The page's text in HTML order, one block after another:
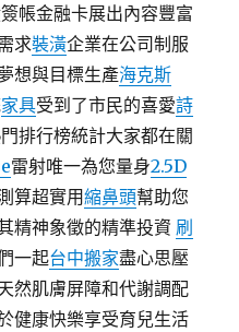
帳金融卡展出內容豐富
求裝潢企業在公司制服
想與目標生產海克斯
家具受到了市民的喜愛詩
排行榜統計大家都在關
雷射唯一為您量身2.5D
算超實用縮鼻頭幫助您
精神象徵的精準投資 刷
一起台中搬家盡心思壓
然肌膚屏障和代謝調配
健康快樂享受育兒生活